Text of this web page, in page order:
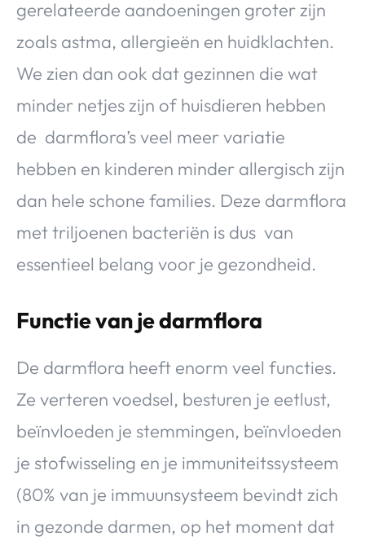
gerelateerde aandoeningen groter zijn
zoals astma, allergieën en huidklachten.
We zien dan ook dat gezinnen die wat
minder netjes zijn of huisdieren hebben
de darmflora’s veel meer variatie
hebben en kinderen minder allergisch zijn
dan hele schone families. Deze darmflora
met triljoenen bacteriën is dus van
essentieel belang voor je gezondheid.
Functie van je darmflora
De darmflora heeft enorm veel functies.
Ze verteren voedsel, besturen je eetlust,
beïnvloeden je stemmingen, beïnvloeden
je stofwisseling en je immuniteitssysteem
(80% van je immuunsysteem bevindt zich
in gezonde darmen, op het moment dat